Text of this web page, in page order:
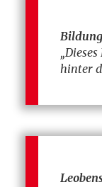
hinter